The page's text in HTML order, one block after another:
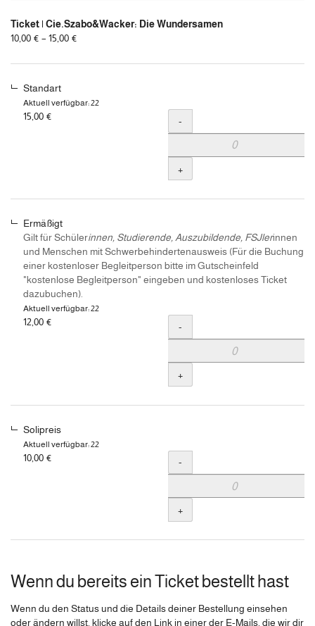
Unkategorisierte
Ticket | Cie.Szabo&Wacker: Die Wundersamen
von
bis
10,00 € – 15,00 €
Standart
Aktuell verfügbar: 22
15,00 € Menge
-
+
Ermäßigt
Gilt für Schülerinnen, Studierende, Auszubildende, FSJlerinnen
und Menschen mit Schwerbehindertenausweis (Für die Buchung
einer kostenloser Begleitperson bitte im Gutscheinfeld
"kostenlose Begleitperson" eingeben und kostenloses Ticket
dazubuchen).
Aktuell verfügbar: 22
12,00 € Menge
-
+
Solipreis
Aktuell verfügbar: 22
10,00 € Menge
-
+
Wenn du bereits ein Ticket bestellt hast
Wenn du den Status und die Details deiner Bestellung einsehen
oder ändern willst, klicke auf den Link in einer der E-Mails, die wir dir